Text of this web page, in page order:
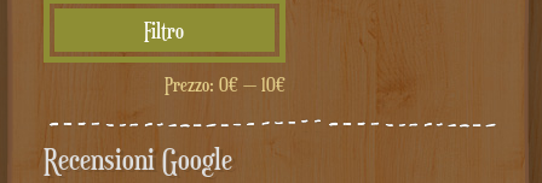
Min
Max
Filtro
Prezzo: 0€— 10€
Recensioni Google